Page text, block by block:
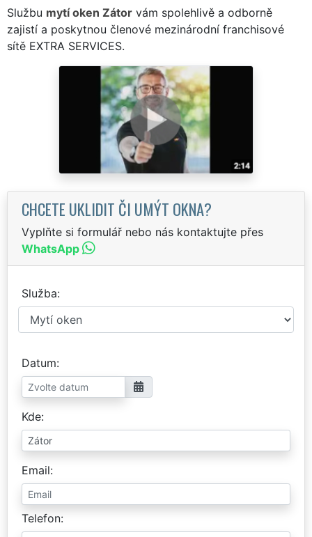
Službu mytí oken Zátor vám spolehlivě a odborně
zajistí a poskytnou členové mezinárodní franchisové
sítě EXTRA SERVICES.
CHCETE UKLIDIT ČI UMÝT OKNA?
Vyplňte si formulář nebo nás kontaktujte přes
WhatsApp
Služba
Datum
Kde
Email
Telefon